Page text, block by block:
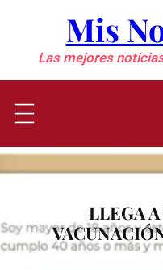
contenido
Mis
Las mejores
LLEGA